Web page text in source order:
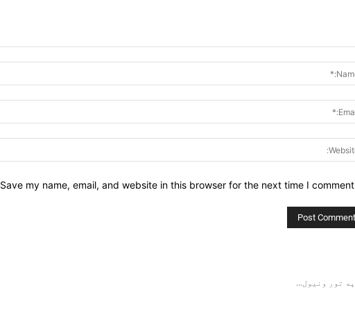
Save my name, email, and website in this browser for the next time I comment.